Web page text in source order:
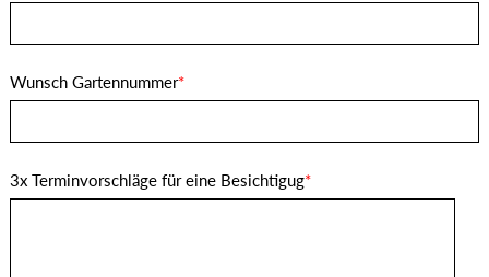
Wunsch Gartennummer*
3x Terminvorschläge für eine Besichtigug*